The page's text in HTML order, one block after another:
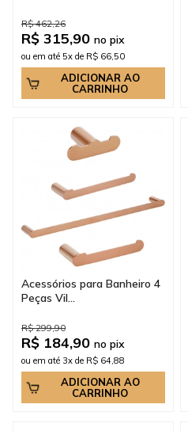
R$ 462,26
R$ 315,90 no pix
ou em até 5x de R$ 66,50
ADICIONAR AO
CARRINHO
Acessórios para Banheiro 4
Peças Vil...
R$ 299,90
R$ 184,90 no pix
ou em até 3x de R$ 64,88
ADICIONAR AO
CARRINHO